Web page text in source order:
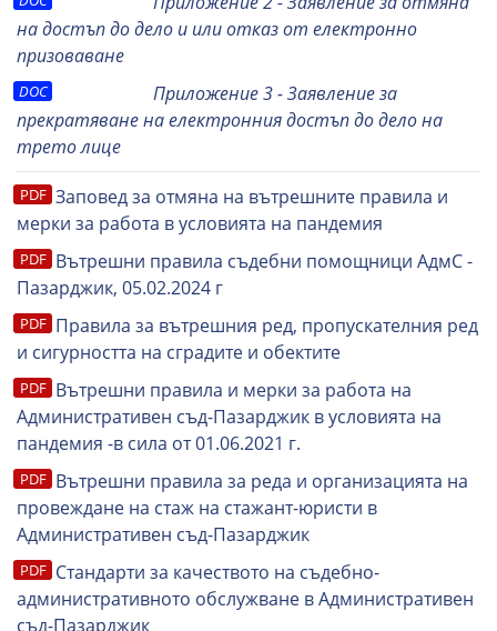
на достъп до дело и или отказ от електронно
призоваване
Приложение 3 - Заявление за
прекратяване на електронния достъп до дело на
трето лице
Заповед за отмяна на вътрешните правила и
мерки за работа в условията на пандемия
Вътрешни правила съдебни помощници АдмС -
Пазарджик, 05.02.2024 г
Правила за вътрешния ред, пропускателния ред
и сигурността на сградите и обектите
Вътрешни правила и мерки за работа на
Административен съд-Пазарджик в условията на
пандемия -в сила от 01.06.2021 г.
Вътрешни правила за реда и организацията на
провеждане на стаж на стажант-юристи в
Административен съд-Пазарджик
Стандарти за качеството на съдебно-
административното обслужване в Административен
съд-Пазарджик